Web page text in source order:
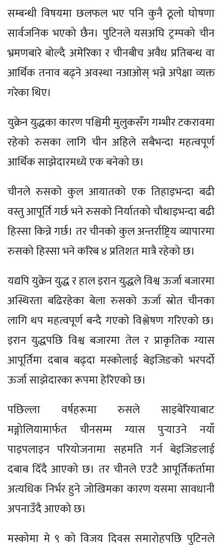
सम्बन्धी विषयमा छलफल भए पनि कुनै ठूलो घोषणा
सार्वजनिक भएको छैन। पुटिनले यसअघि ट्रम्पको चीन
भ्रमणबारे बोल्दै अमेरिका र चीनबीच अवैध प्रतिबन्ध वा
आर्थिक तनाव बढ्ने अवस्था नआओस् भन्ने अपेक्षा व्यक्त
गरेका थिए।
युक्रेन युद्धका कारण पश्चिमी मुलुकसँग गम्भीर टकरावमा
रहेको रुसका लागि चीन अहिले सबैभन्दा महत्वपूर्ण
आर्थिक साझेदारमध्ये एक बनेको छ।
चीनले रुसको कुल आयातको एक तिहाइभन्दा बढी
वस्तु आपूर्ति गर्छ भने रुसको निर्यातको चौथाइभन्दा बढी
हिस्सा किन्ने गर्छ। तर चीनको कुल अन्तर्राष्ट्रिय व्यापारमा
रुसको हिस्सा भने करिब ४ प्रतिशत मात्रै रहेको छ।
यद्यपि युक्रेन युद्ध र हाल इरान युद्धले विश्व ऊर्जा बजारमा
अस्थिरता बढिरहेका बेला रुसको ऊर्जा स्रोत चीनका
लागि थप महत्वपूर्ण बन्दै गएको विश्लेषण गरिएको छ।
इरान युद्धपछि विश्व बजारमा तेल र प्राकृतिक ग्यास
आपूर्तिमा दबाब बढ्दा मस्कोलाई बेइजिङको भरपर्दो
ऊर्जा साझेदारका रूपमा हेरिएको छ।
पछिल्ला वर्षहरूमा रुसले साइबेरियाबाट
मङ्गोलियामार्फत चीनसम्म ग्यास पुर्‍याउने नयाँ
पाइपलाइन परियोजनामा सहमति गर्न बेइजिङलाई
दबाब दिँदै आएको छ। तर चीनले एउटै आपूर्तिकर्तामा
अत्यधिक निर्भर हुने जोखिमका कारण यसमा सावधानी
अपनाउँदै आएको छ।
मस्कोमा मे ९ को विजय दिवस समारोहपछि पुटिनले